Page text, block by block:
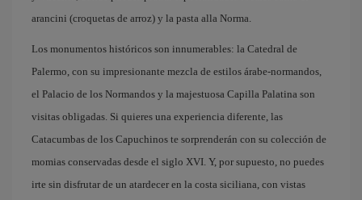
arancini (croquetas de arroz) y la pasta alla Norma.
Los monumentos históricos son innumerables: la Catedral de
Palermo, con su impresionante mezcla de estilos árabe-normandos,
el Palacio de los Normandos y la majestuosa Capilla Palatina son
visitas obligadas. Si quieres una experiencia diferente, las
Catacumbas de los Capuchinos te sorprenderán con su colección de
momias conservadas desde el siglo XVI. Y, por supuesto, no puedes
irte sin disfrutar de un atardecer en la costa siciliana, con vistas